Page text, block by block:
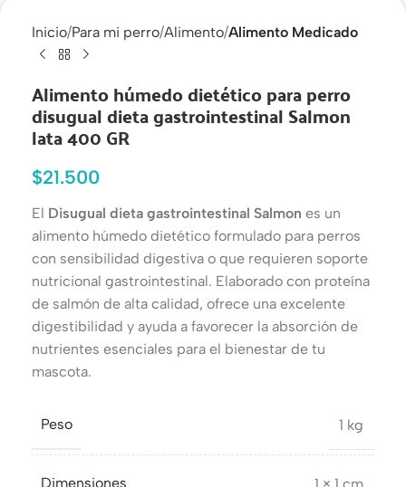
Inicio Para mi perro Alimento Alimento Medicado
Alimento húmedo dietético para perro
disugual dieta gastrointestinal Salmon
lata 400 GR
$21.500
El Disugual dieta gastrointestinal Salmon es un
alimento húmedo dietético formulado para perros
con sensibilidad digestiva o que requieren soporte
nutricional gastrointestinal. Elaborado con proteína
de salmón de alta calidad, ofrece una excelente
digestibilidad y ayuda a favorecer la absorción de
nutrientes esenciales para el bienestar de tu
mascota.
Peso 1 kg
Dimensiones 1 × 1 cm